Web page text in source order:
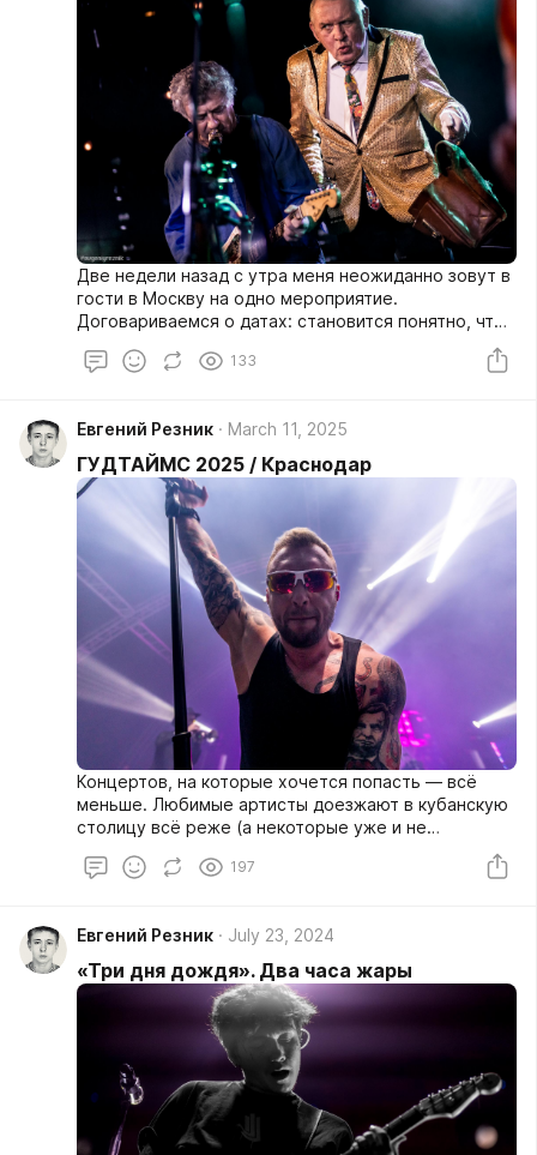
Две недели назад с утра меня неожиданно зовут в
гости в Москву на одно мероприятие.
Договариваемся о датах: становится понятно, что
случаях открываю афишу местных концертов и не
133
Евгений Резник March 11, 2025
ГУДТАЙМС 2025 / Краснодар
Концертов, на которые хочется попасть — всё
меньше. Любимые артисты доезжают в кубанскую
столицу всё реже (а некоторые уже и не
этот — ещё ценнее.
197
Евгений Резник July 23, 2024
«Три дня дождя». Два часа жары